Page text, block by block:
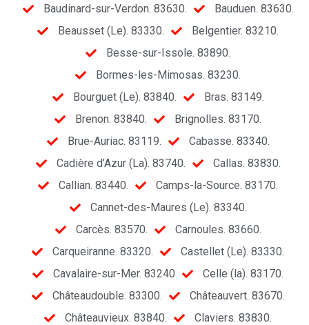
Baudinard-sur-Verdon. 83630.
Bauduen. 83630.
Beausset (Le). 83330.
Belgentier. 83210.
Besse-sur-Issole. 83890.
Bormes-les-Mimosas. 83230.
Bourguet (Le). 83840.
Bras. 83149.
Brenon. 83840.
Brignolles. 83170.
Brue-Auriac. 83119.
Cabasse. 83340.
Cadière d’Azur (La). 83740.
Callas. 83830.
Callian. 83440.
Camps-la-Source. 83170.
Cannet-des-Maures (Le). 83340.
Carcès. 83570.
Carnoules. 83660.
Carqueiranne. 83320.
Castellet (Le). 83330.
Cavalaire-sur-Mer. 83240
Celle (la). 83170.
Châteaudouble. 83300.
Châteauvert. 83670.
Châteauvieux. 83840.
Claviers. 83830.